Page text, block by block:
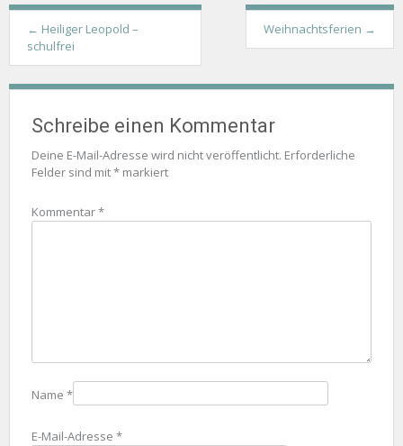
Post
navigation
← Heiliger Leopold –
schulfrei
Weihnachtsferien →
Schreibe einen Kommentar
Deine E-Mail-Adresse wird nicht veröffentlicht. Erforderliche
Felder sind mit* markiert
Kommentar*
Name *
E-Mail-Adresse *